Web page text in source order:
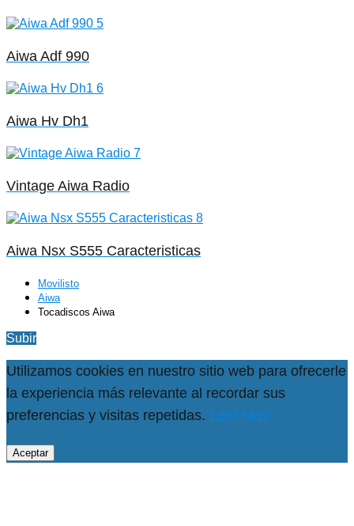
Aiwa Adf 990
Aiwa Hv Dh1
Vintage Aiwa Radio
Aiwa Nsx S555 Caracteristicas
Movilisto
Aiwa
Tocadiscos Aiwa
Subir
Utilizamos cookies en nuestro sitio web para ofrecerle
la experiencia más relevante al recordar sus
preferencias y visitas repetidas. Leer Más
Aceptar